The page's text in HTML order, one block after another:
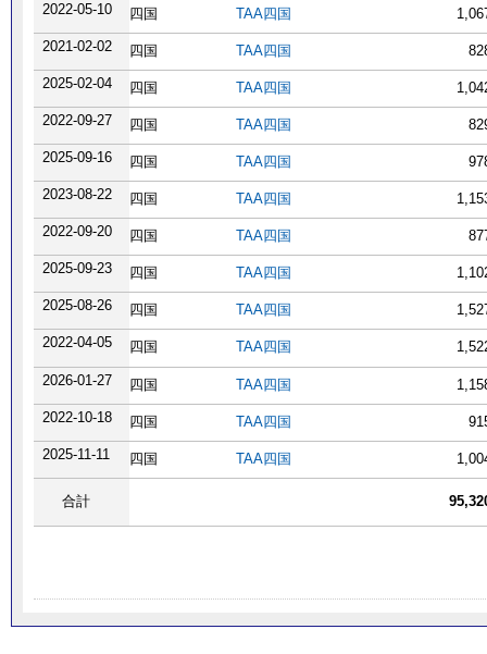
2022-05-10
四国 TAA四国
2021-02-02
四国 TAA四国
2025-02-04
四国 TAA四国
2022-09-27
四国 TAA四国
2025-09-16
四国 TAA四国
2023-08-22
四国 TAA四国
2022-09-20
四国 TAA四国
2025-09-23
四国 TAA四国
2025-08-26
四国 TAA四国
2022-04-05
四国 TAA四国
2026-01-27 四国 TAA四国
2022-10-18
四国 TAA四国
2025-11-11
四国 TAA四国
合計